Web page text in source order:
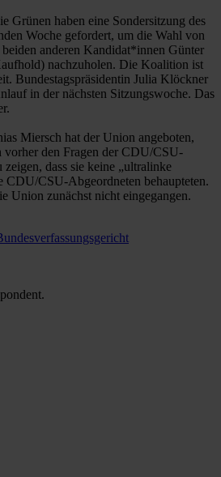
Grünen haben eine Sondersitzung des
Woche gefordert, um die Wahl von
anderen Kandidat*innen Günter
nachzuholen. Die Koalition ist
Bundestagspräsidentin Julia Klöckner
in der nächsten Sitzungswoche. Das
Miersch hat der Union angeboten,
vorher den Fragen der CDU/CSU-
dass sie keine „ultralinke
CDU/CSU-Abgeordneten behaupteten.
Union zunächst nicht eingegangen.